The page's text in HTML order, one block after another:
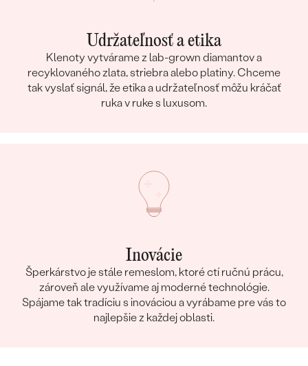
Udržateľnosť a etika
Klenoty vytvárame z lab-grown diamantov a
recyklovaného zlata, striebra alebo platiny. Chceme
tak vyslať signál, že etika a udržateľnosť môžu kráčať
ruka v ruke s luxusom.
Inovácie
Šperkárstvo je stále remeslom, ktoré ctí ručnú prácu,
zároveň ale využívame aj moderné technológie.
Spájame tak tradíciu s inováciou a vyrábame pre vás to
najlepšie z každej oblasti.